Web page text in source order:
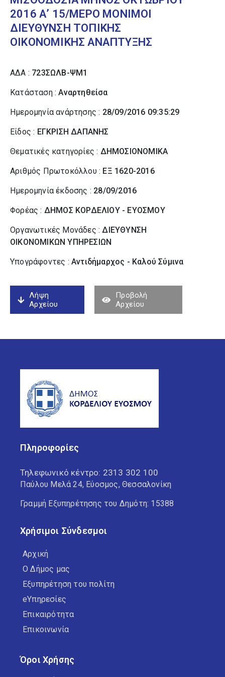
2016 Α’ 15/ΜΕΡΟ ΜΟΝΙΜΟΙ
ΔΙΕΥΘΥΝΣΗ ΤΟΠΙΚΗΣ
ΟΙΚΟΝΟΜΙΚΗΣ ΑΝΑΠΤΥΞΗΣ
ΑΔΑ : 723ΣΩΛΒ-ΨΜ1
Κατάσταση :Αναρτηθείσα
Ημερομηνία ανάρτησης : 28/09/2016 09:35:29
Είδος : ΕΓΚΡΙΣΗ ΔΑΠΑΝΗΣ
Θεματικές κατηγορίες : ΔΗΜΟΣΙΟΝΟΜΙΚΑ
Αριθμός Πρωτοκόλλου : ΕΞ 1620-2016
Ημερομηνία έκδοσης : 28/09/2016
Φορέας : ΔΗΜΟΣ ΚΟΡΔΕΛΙΟΥ - ΕΥΟΣΜΟΥ
Οργανωτικές Μονάδες :ΔΙΕΥΘΥΝΣΗ
ΟΙΚΟΝΟΜΙΚΩΝ ΥΠΗΡΕΣΙΩΝ
Υπογράφοντες : Αντιδήμαρχος - Καλού Σύµινα
Λήψη
Αρχείου
Προβολή
Αρχείου
Πληροφορίες
Τηλεφωνικό κέντρο: 2313 302 100
Παύλου Μελά 24, Εύοσμος, Θεσσαλονίκη
Γραμμή Εξυπηρέτησης του Δημότη: 15388
Χρήσιμοι Σύνδεσμοι
Αρχική
Ο Δήμος μας
Εξυπηρέτηση του πολίτη
eΥπηρεσίες
Επικαιρότητα
Επικοινωνία
Όροι Χρήσης